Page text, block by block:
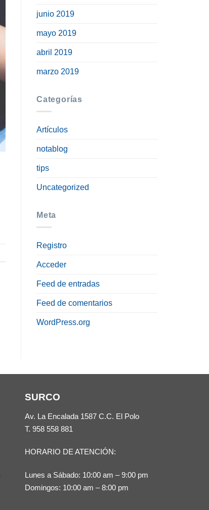
junio 2019
mayo 2019
abril 2019
marzo 2019
Categorías
Artículos
notablog
tips
Uncategorized
Meta
Registro
Acceder
Feed de entradas
Feed de comentarios
WordPress.org
SURCO
Av. La Encalada 1587 C.C. El Polo
T. 958 558 881
HORARIO DE ATENCIÓN:
Lunes a Sábado: 10:00 am – 9:00 pm
Domingos: 10:00 am – 8:00 pm